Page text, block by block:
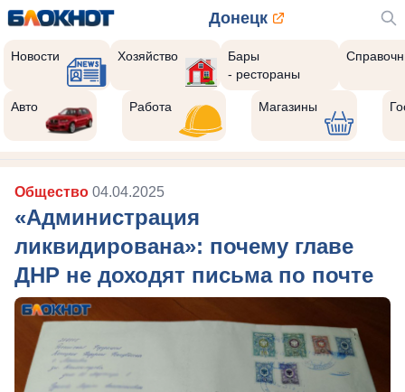
Донецк
Новости Хозяйство
Бары
- рестораны
Авто Работа Магазины
Общество 04.04.2025
«Администрация
ликвидирована»: почему главе
ДНР не доходят письма по почте